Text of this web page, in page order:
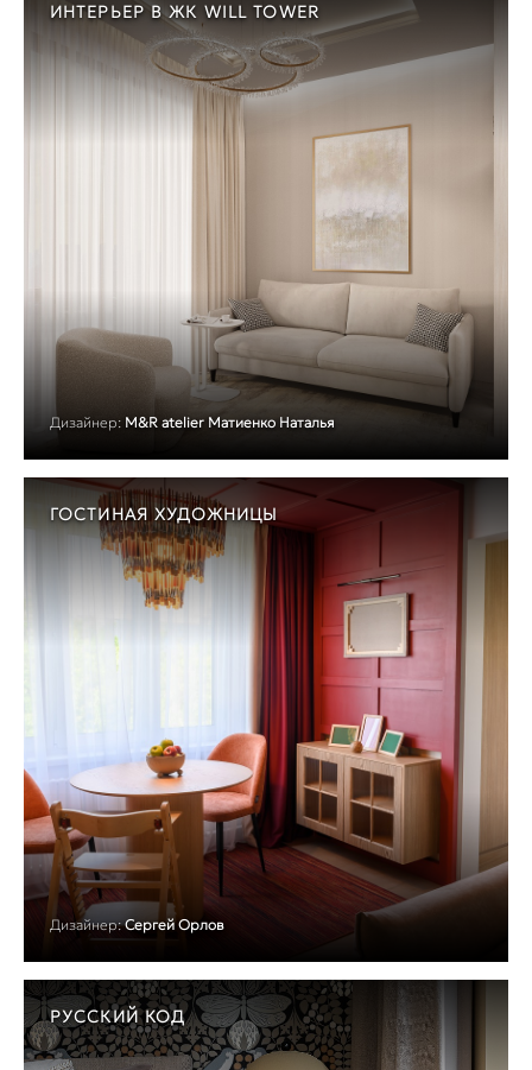
ИНТЕРЬЕР В ЖК WILL TOWER
Дизайнер: M&R atelier Матиенко Наталья
ГОСТИНАЯ ХУДОЖНИЦЫ
Дизайнер: Сергей Орлов
РУССКИЙ КОД